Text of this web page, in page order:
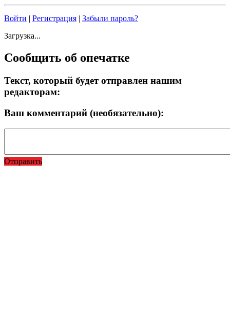
Войти Регистрация
Забыли пароль?
Загрузка...
Сообщить об опечатке
Текст, который будет отправлен нашим
редакторам:
Ваш комментарий (необязательно):
Отправить